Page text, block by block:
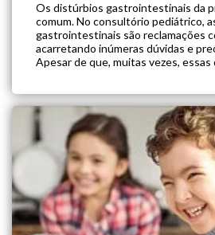
Os distúrbios gastrointestinais da
comum. No consultório pediátrico,
gastrointestinais são reclamações
acarretando inúmeras dúvidas e
Apesar de que, muitas vezes,
suma importância pra o